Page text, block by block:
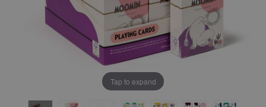
Tap to expand